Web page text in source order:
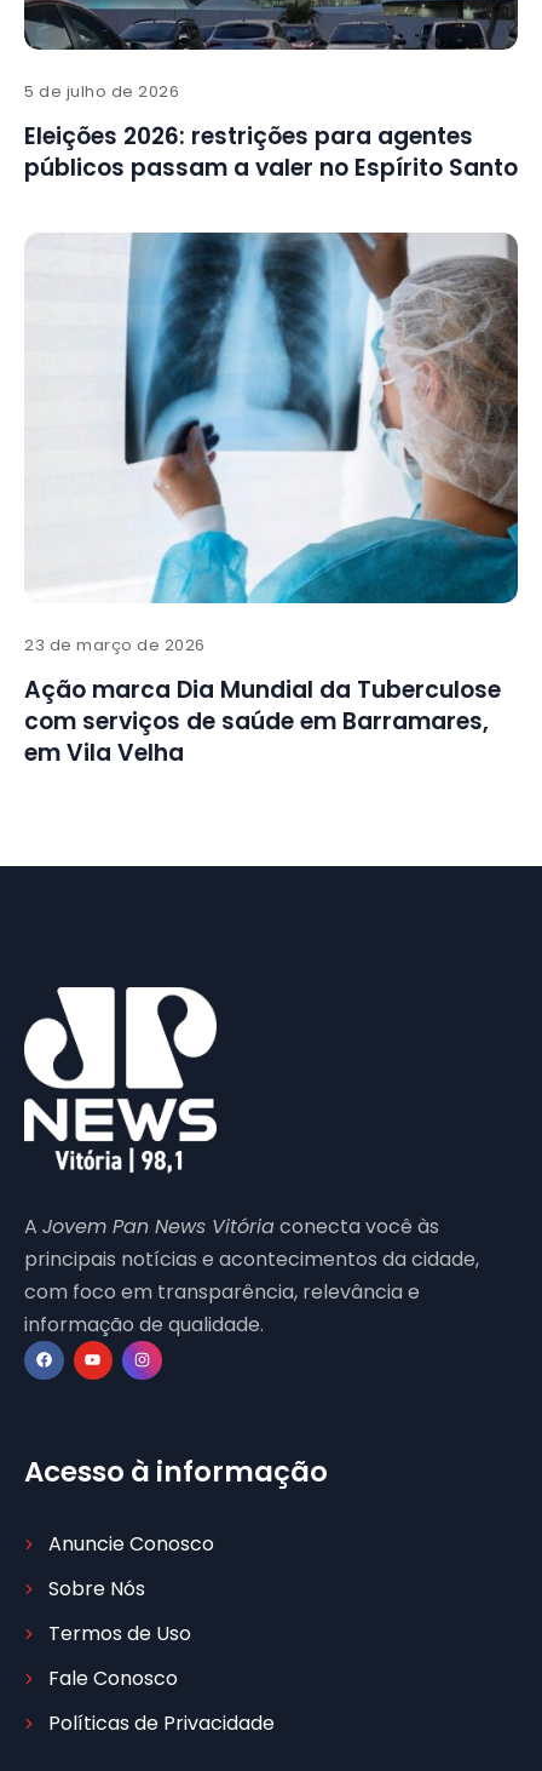
5 de julho de 2026
Eleições 2026: restrições para agentes
públicos passam a valer no Espírito Santo
23 de março de 2026
Ação marca Dia Mundial da Tuberculose
com serviços de saúde em Barramares,
em Vila Velha
A Jovem Pan News Vitóriaconecta você às
principais notícias e acontecimentos da cidade,
com foco em transparência, relevância e
informação de qualidade.
Acesso à informação
Anuncie Conosco
Sobre Nós
Termos de Uso
Fale Conosco
Políticas de Privacidade